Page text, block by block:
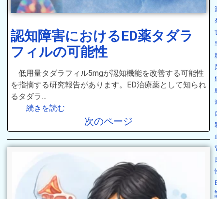
認知障害におけるED薬タダラ
フィルの可能性
低用量タダラフィル5mgが認知機能を改善する可能性
を指摘する研究報告があります。ED治療薬として知られ
るタダラ…
続きを読む
次のページ